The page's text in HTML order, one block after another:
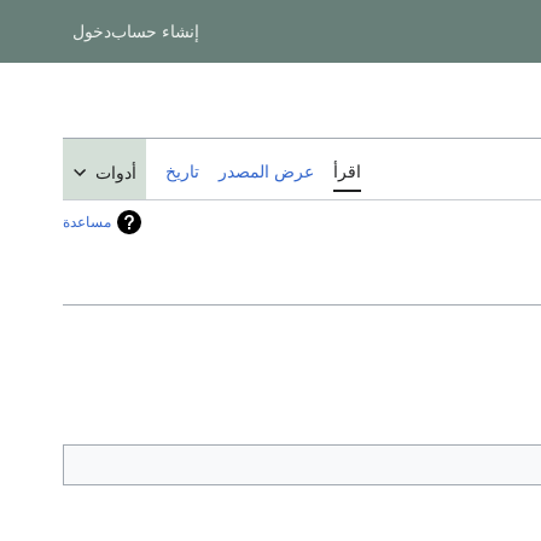
إنشاء حسابدخول
اقرأ عرض المصدر تاريخ أدوات
مساعدة